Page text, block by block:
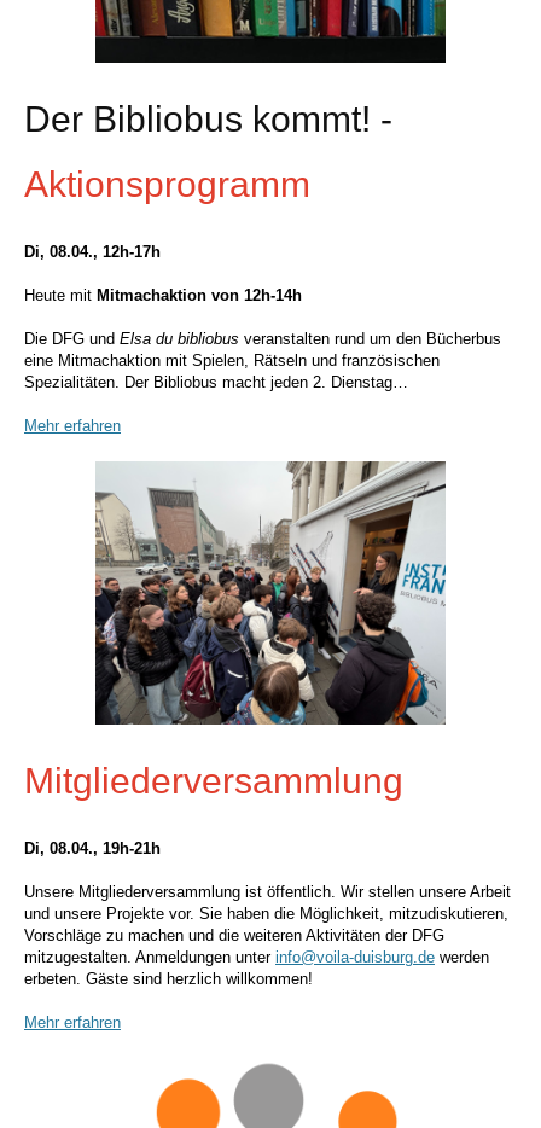
Der Bibliobus kommt! -
Aktionsprogramm
Di, 08.04., 12h-17h
Heute mit Mitmachaktion von 12h-14h
Die DFG und Elsa du bibliobus veranstalten rund um den Bücherbus
eine Mitmachaktion mit Spielen, Rätseln und französischen
Spezialitäten. Der Bibliobus macht jeden 2. Dienstag…
Mehr erfahren
Mitgliederversammlung
Di, 08.04., 19h-21h
Unsere Mitgliederversammlung ist öffentlich. Wir stellen unsere Arbeit
und unsere Projekte vor. Sie haben die Möglichkeit, mitzudiskutieren,
Vorschläge zu machen und die weiteren Aktivitäten der DFG
mitzugestalten. Anmeldungen unter info@voila-duisburg.de werden
erbeten. Gäste sind herzlich willkommen!
Mehr erfahren